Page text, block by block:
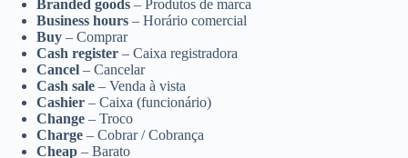
Branded goods – Produtos de marca
Business hours – Horário comercial
Buy – Comprar
Cash register – Caixa registradora
Cancel – Cancelar
Cash sale – Venda à vista
Cashier – Caixa (funcionário)
Change – Troco
Charge – Cobrar / Cobrança
Cheap – Barato